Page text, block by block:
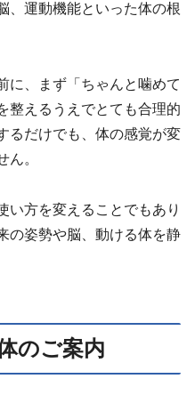
、運動機能といった体の根
に、まず「ちゃんと噛めて
整えるうえでとても合理的
るだけでも、体の感覚が変
ん。
い方を変えることでもあり
の姿勢や脳、動ける体を静
のご案内